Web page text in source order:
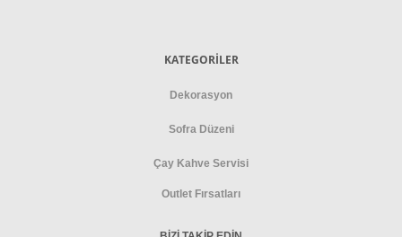
KATEGORİLER
Dekorasyon
Sofra Düzeni
Çay Kahve Servisi
Outlet Fırsatları